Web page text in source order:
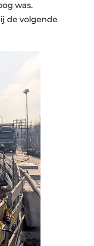
was.
de volgende